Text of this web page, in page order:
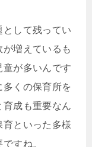
として残ってい
増えているも
が多いんです
くの保育所を
成も重要なん
といった多様
すね。